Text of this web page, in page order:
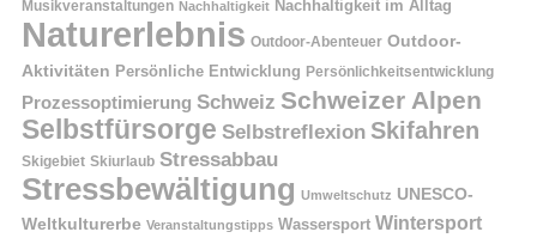
Musikveranstaltungen Nachhaltigkeit Nachhaltigkeit im Alltag
Naturerlebnis Outdoor-Abenteuer Outdoor-
Aktivitäten Persönliche Entwicklung Persönlichkeitsentwicklung
Prozessoptimierung Schweiz Schweizer Alpen
Selbstfürsorge Selbstreflexion Skifahren
Skigebiet Skiurlaub Stressabbau
Stressbewältigung Umweltschutz UNESCO-
Weltkulturerbe Veranstaltungstipps Wassersport Wintersport